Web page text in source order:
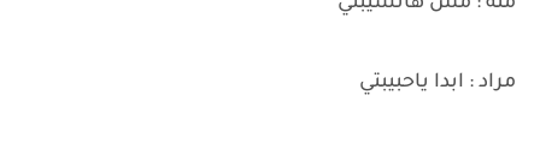
مراد : ابدا ياحبيبتي